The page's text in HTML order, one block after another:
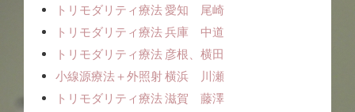
トリモダリティ療法 愛知 尾崎
トリモダリティ療法 兵庫 中道
トリモダリティ療法 彦根、横田
小線源療法＋外照射 横浜 川瀬
トリモダリティ療法 滋賀 藤澤